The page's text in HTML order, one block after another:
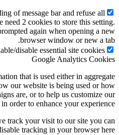
hiding of message bar and refuse
We need 2 cookies to store this
prompted again when opening a
browser window or new a
enable/disable essential site
Google Analytics
that is used either in
how our website is being used or
are, or to help us
in order to enhance your
we track your visit to our site you
disable tracking in your browser